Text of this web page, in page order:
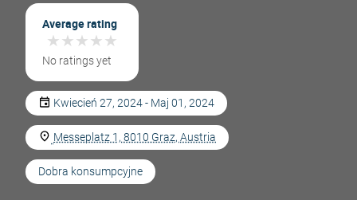
Average rating
★★★★★
★★★★★
No ratings yet
Kwiecień 27, 2024 - Maj 01, 2024
Messeplatz 1, 8010 Graz, Austria
Dobra konsumpcyjne